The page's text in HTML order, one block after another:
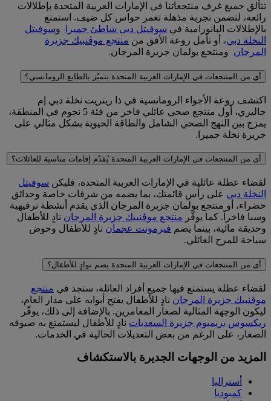
تتألق جميع غرف منتجعاتنا في الإمارات العربية المتحدة بإطلالات
رائعة، لتضمن تجربة مذهلة تغمر حواس كل ضيف. استمتع
بالإطلالات البانورامية في سوفيتل دبي شاطئ جميرا وسوفيتل
النخلة دبي، أو تأمل روعة الأفق من منتجع موڤنبيك جزيرة
المرجان ومنتجع بولمان جزيرة المرجان.
أي من المنتجعات في الإمارات العربية المتحدة يتميّز بالطابع الرومانسي؟
اكتشف روعة الأجواء الرومانسية في ذا ريتريت نخلة دبي إم
جاليري
، أول منتجع صحي عائلي فاخر من فئة 5 نجوم في المنطقة،
يمزج بين النهج الصحي الشامل والطاقة الحيوية بشكل مثالي على
جزيرة نخلة جميرا.
أي من المنتجعات في الإمارات العربية المتحدة يُقدّم إقامات مناسبة للعائلات؟
لقضاء عطلة عائلية في الإمارات العربية المتحدة، فليكن سوفيتل
النخلة دبي على رأس قائمتك، بما يضمه من شرفات خاصة وحدائق
خضراء، أو منتجع بولمان جزيرة المرجان الذي يقدم أنشطة ترفيهية
وسبا فاخراً. كما يوفّر منتجع موڤنبيك جزيرة المرجان نادٍ للأطفال
وحديقة مائية، بينما يضم فيرمونت عجمان نادٍ للأطفال وحوض
سباحة للمرح العائلي.
أي من المنتجعات في الإمارات العربية المتحدة يضم نوادٍ للأطفال؟
لقضاء عطلة يستمتع فيها جميع أفراد العائلة، ستجد في منتجع
موڤنبيك جزيرة المرجان نادٍ للأطفال يفتح أبوابه على مدار العام،
ليكون الوجهة المثالية لصغار المغامرين. بالإضافة إلى ذلك، يوفّر
ريكسوس بريميوم جزيرة السعديات نادٍ للأطفال ليستمتع به ضيوفه
الصغار، على الرغم من بعض التعديلات الحالية في الخدمات.
المزيد من الوجهات الجديرة بالاستكشاف
أستراليا
كمبوديا